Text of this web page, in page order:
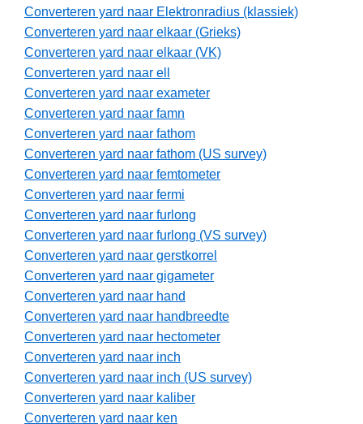
Converteren yard naar Elektronradius (klassiek)
Converteren yard naar elkaar (Grieks)
Converteren yard naar elkaar (VK)
Converteren yard naar ell
Converteren yard naar exameter
Converteren yard naar famn
Converteren yard naar fathom
Converteren yard naar fathom (US survey)
Converteren yard naar femtometer
Converteren yard naar fermi
Converteren yard naar furlong
Converteren yard naar furlong (VS survey)
Converteren yard naar gerstkorrel
Converteren yard naar gigameter
Converteren yard naar hand
Converteren yard naar handbreedte
Converteren yard naar hectometer
Converteren yard naar inch
Converteren yard naar inch (US survey)
Converteren yard naar kaliber
Converteren yard naar ken